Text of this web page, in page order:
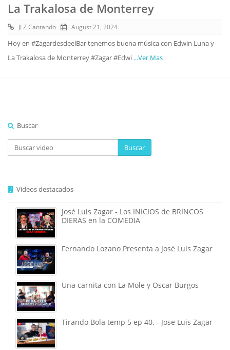
La Trakalosa de Monterrey
JLZ Cantando August 21, 2024
Hoy en #ZagardesdeelBar tenemos buena música con Edwin Luna y
La Trakalosa de Monterrey #Zagar #Edwi ...Ver Mas
Buscar
Buscar
Videos destacados
José Luis Zagar - Los INICIOS de BRINCOS
DIERAS en la COMEDIA
Fernando Lozano Presenta a José Luis Zagar
Una carnita con La Mole y Oscar Burgos
Tirando Bola temp 5 ep 40. - Jose Luis Zagar